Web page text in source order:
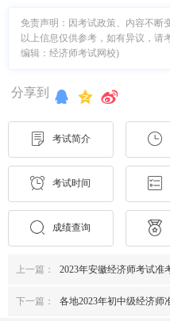
免责声明：因考试政策、内容不断
以上信息仅供参考，如有异议，请
编辑：经济师考试网校)
分享到
考试简介
考试时间
成绩查询
上一篇： 2023年安徽经济师考试准
下一篇： 各地2023年初中级经济师